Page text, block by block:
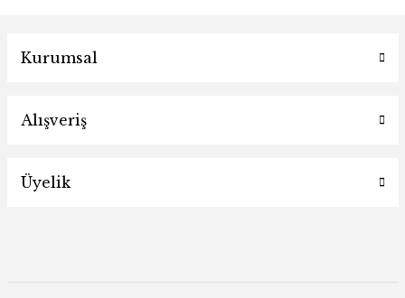
Kurumsal
Alışveriş
Üyelik